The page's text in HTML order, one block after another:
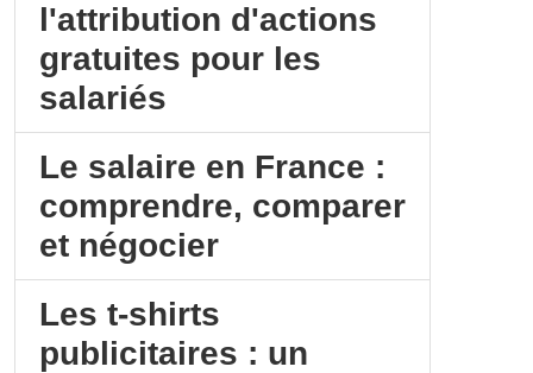
l'attribution d'actions
gratuites pour les
salariés
Le salaire en France :
comprendre, comparer
et négocier
Les t‑shirts
publicitaires : un